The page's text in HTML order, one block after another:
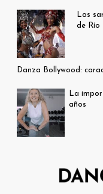
Las
de Río
Danza Bollywood:
La
años